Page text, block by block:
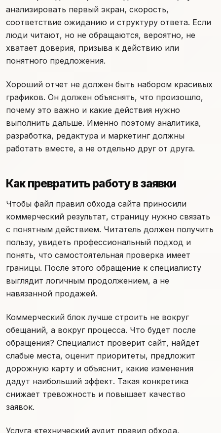
анализировать первый экран, скорость,
соответствие ожиданию и структуру ответа. Если
люди читают, но не обращаются, вероятно, не
хватает доверия, призыва к действию или
понятного предложения.
Хороший отчет не должен быть набором красивых
графиков. Он должен объяснять, что произошло,
почему это важно и какие действия нужно
выполнить дальше. Именно поэтому аналитика,
разработка, редактура и маркетинг должны
работать вместе, а не отдельно друг от друга.
Как превратить работу в заявки
Чтобы файл правил обхода сайта приносили
коммерческий результат, страницу нужно связать
с понятным действием. Читатель должен получить
пользу, увидеть профессиональный подход и
понять, что самостоятельная проверка имеет
границы. После этого обращение к специалисту
выглядит логичным продолжением, а не
навязанной продажей.
Коммерческий блок лучше строить не вокруг
обещаний, а вокруг процесса. Что будет после
обращения? Специалист проверит сайт, найдет
слабые места, оценит приоритеты, предложит
дорожную карту и объяснит, какие изменения
дадут наибольший эффект. Такая конкретика
снижает тревожность и повышает качество
заявок.
Услуга «технический аудит правил обхода,